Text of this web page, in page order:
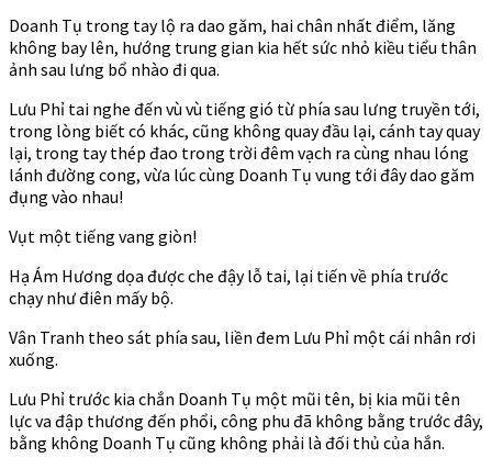
Doanh Tụ trong tay lộ ra dao găm, hai chân nhất điểm, lăng
không bay lên, hướng trung gian kia hết sức nhỏ kiều tiểu thân
ảnh sau lưng bổ nhào đi qua.
Lưu Phỉ tai nghe đến vù vù tiếng gió từ phía sau lưng truyền tới,
trong lòng biết có khác, cũng không quay đầu lại, cánh tay quay
lại, trong tay thép đao trong trời đêm vạch ra cùng nhau lóng
lánh đường cong, vừa lúc cùng Doanh Tụ vung tới đây dao găm
đụng vào nhau!
Vụt một tiếng vang giòn!
Hạ Ám Hương dọa được che đậy lỗ tai, lại tiến về phía trước
chạy như điên mấy bộ.
Vân Tranh theo sát phía sau, liền đem Lưu Phỉ một cái nhân rơi
xuống.
Lưu Phỉ trước kia chắn Doanh Tụ một mũi tên, bị kia mũi tên
lực va đập thương đến phổi, công phu đã không bằng trước đây,
bằng không Doanh Tụ cũng không phải là đối thủ của hắn.